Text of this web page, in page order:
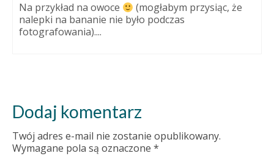
Na przykład na owoce
(mogłabym przysiąc, że
nalepki na bananie nie było podczas
fotografowania)....
Dodaj komentarz
Twój adres e-mail nie zostanie opublikowany.
Wymagane pola są oznaczone *